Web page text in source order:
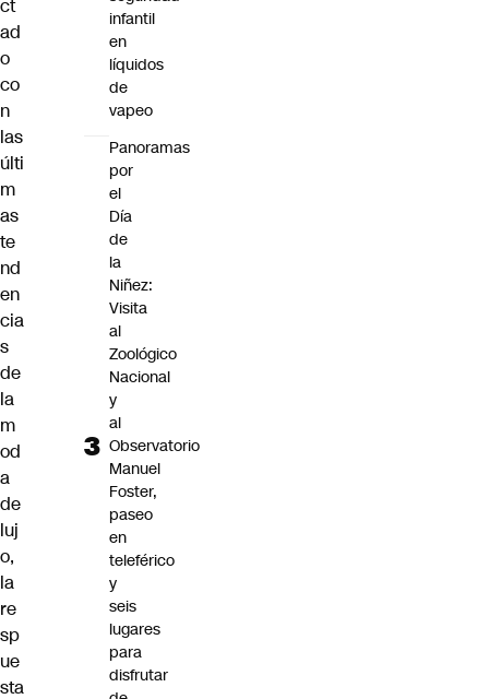
ct
ad
o
co
n
las
últi
m
as
te
nd
en
cia
s
de
la
m
od
a
de
luj
o,
la
re
sp
ue
sta
infantil
en
líquidos
de
vapeo
Panoramas
por
el
Día
de
la
Niñez:
Visita
al
Zoológico
Nacional
y
al
Observatorio
Manuel
Foster,
paseo
en
teleférico
y
seis
lugares
para
disfrutar